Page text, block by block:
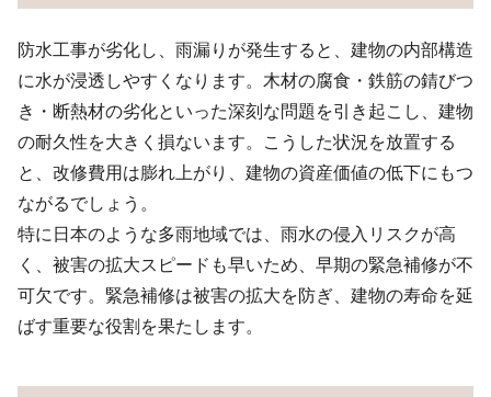
防水工事が劣化し、雨漏りが発生すると、建物の内部構造
に水が浸透しやすくなります。木材の腐食・鉄筋の錆びつ
き・断熱材の劣化といった深刻な問題を引き起こし、建物
の耐久性を大きく損ないます。こうした状況を放置する
と、改修費用は膨れ上がり、建物の資産価値の低下にもつ
ながるでしょう。
特に日本のような多雨地域では、雨水の侵入リスクが高
く、被害の拡大スピードも早いため、早期の緊急補修が不
可欠です。緊急補修は被害の拡大を防ぎ、建物の寿命を延
ばす重要な役割を果たします。